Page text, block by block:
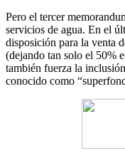
Pero el tercer
servicios de agua. En el
disposición para la venta
(dejando tan solo el 50%
también fuerza la
conocido como